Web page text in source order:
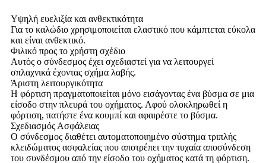
Υψηλή ευελιξία και ανθεκτικότητα
Για το καλώδιο χρησιμοποιείται ελαστικό που κάμπτεται εύκολα
και είναι ανθεκτικό.
Φιλικό προς το χρήστη σχέδιο
Αυτός ο σύνδεσμος έχει σχεδιαστεί για να λειτουργεί
σπλαχνικά έχοντας σχήμα λαβής.
Άριστη λειτουργικότητα
Η φόρτιση πραγματοποιείται μόνο εισάγοντας ένα βύσμα σε μια
είσοδο στην πλευρά του οχήματος. Αφού ολοκληρωθεί η
φόρτιση, πατήστε ένα κουμπί και αφαιρέστε το βύσμα.
Σχεδιασμός Ασφάλειας
Ο σύνδεσμος διαθέτει αυτοματοποιημένο σύστημα τριπλής
κλειδώματος ασφαλείας που αποτρέπει την τυχαία αποσύνδεση
του συνδέσμου από την είσοδο του οχήματος κατά τη φόρτιση.